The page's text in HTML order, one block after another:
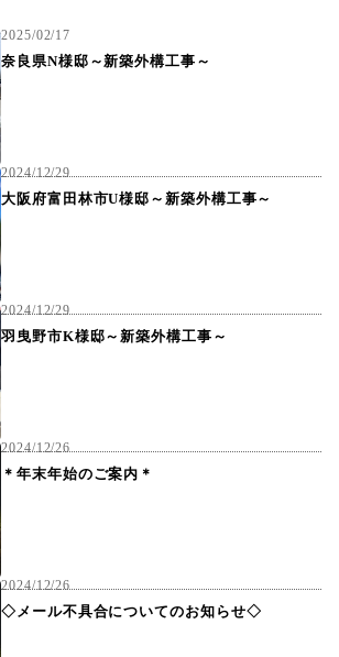
2025/02/17
奈良県N様邸～新築外構工事～
2024/12/29
大阪府富田林市U様邸～新築外構工事～
2024/12/29
羽曳野市K様邸～新築外構工事～
2024/12/26
＊年末年始のご案内＊
2024/12/26
◇メール不具合についてのお知らせ◇